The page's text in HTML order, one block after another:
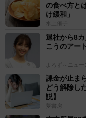
の食べ方と
け緩和」
水上侑子
退社から8
こうのアー
よろず～ニュー
課金が止ま
どう解除し
説】
夢書房